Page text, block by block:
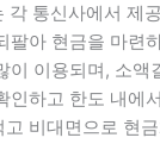
각 통신사에서 제
팔아 현금을 마련
이 이용되며, 소액
인하고 한도 내에
비대면으로 현